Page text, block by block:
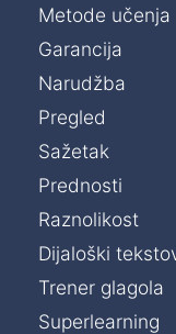
Metode učenja
Garancija
Narudžba
Pregled
Sažetak
Prednosti
Raznolikost
Dijaloški
Trener glagola
Superlearning